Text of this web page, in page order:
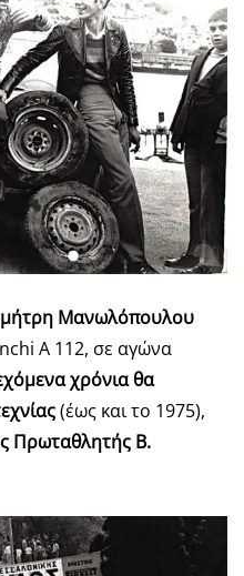
Μανωλόπουλου
A 112, σε αγώνα
χρόνια θα
(έως και το 1975),
Πρωταθλητής Β.